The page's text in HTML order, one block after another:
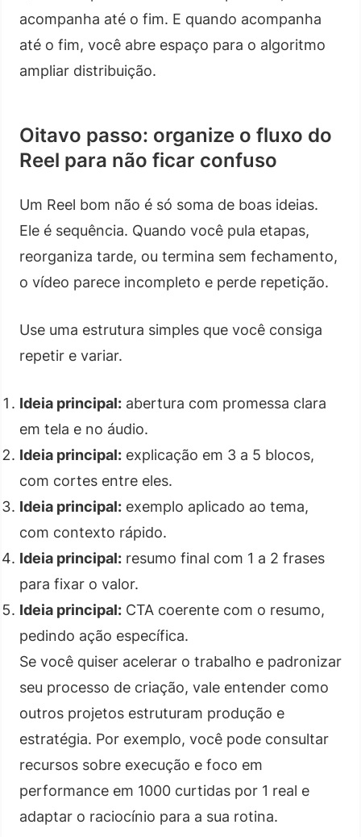
acompanha até o fim. E quando acompanha
até o fim, você abre espaço para o algoritmo
ampliar distribuição.
Oitavo passo: organize o fluxo do
Reel para não ficar confuso
Um Reel bom não é só soma de boas ideias.
Ele é sequência. Quando você pula etapas,
reorganiza tarde, ou termina sem fechamento,
o vídeo parece incompleto e perde repetição.
Use uma estrutura simples que você consiga
repetir e variar.
Ideia principal: abertura com promessa clara
em tela e no áudio.
Ideia principal: explicação em 3 a 5 blocos,
com cortes entre eles.
Ideia principal: exemplo aplicado ao tema,
com contexto rápido.
Ideia principal: resumo final com 1 a 2 frases
para fixar o valor.
Ideia principal: CTA coerente com o resumo,
pedindo ação específica.
Se você quiser acelerar o trabalho e padronizar
seu processo de criação, vale entender como
outros projetos estruturam produção e
estratégia. Por exemplo, você pode consultar
recursos sobre execução e foco em
performance em 1000 curtidas por 1 real e
adaptar o raciocínio para a sua rotina.